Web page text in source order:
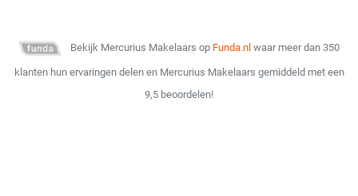
Bekijk Mercurius Makelaars op Funda.nl waar meer dan 350
klanten hun ervaringen delen en Mercurius Makelaars gemiddeld met een
9,5 beoordelen!